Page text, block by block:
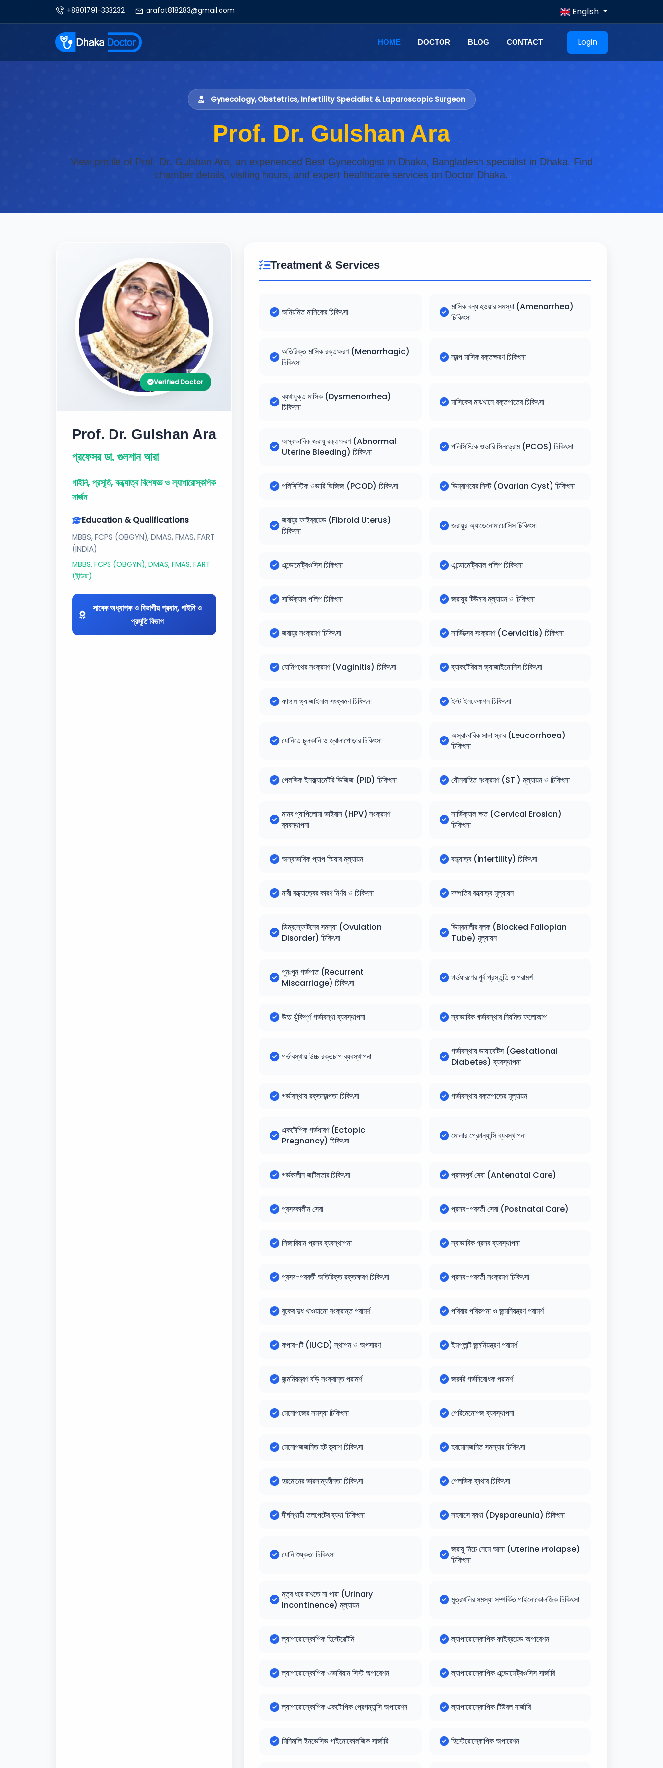
+8801791-333232 arafat818283@gmail.com English
HOME DOCTOR BLOG CONTACT Login
Gynecology, Obstetrics, Infertility Specialist & Laparoscopic Surgeon
Prof. Dr. Gulshan Ara
View profile of Prof. Dr. Gulshan Ara, an experienced Best Gynecologist in Dhaka, Bangladesh specialist in Dhaka. Find
chamber details, visiting hours, and expert healthcare services on Doctor Dhaka.
Verified Doctor
Prof. Dr. Gulshan Ara
প্রফেসর ডা. গুলশান আরা
গাইনি, প্রসূতি, বন্ধ্যাত্ব বিশেষজ্ঞ ও ল্যাপারোস্কপিক
সার্জন
Education & Qualifications
MBBS, FCPS (OBGYN), DMAS, FMAS, FART
(INDIA)
MBBS, FCPS (OBGYN), DMAS, FMAS, FART
(ইন্ডিয়া)
সাবেক অধ্যাপক ও বিভাগীয় প্রধান, গাইনি ও
প্রসূতি বিভাগ
Treatment & Services
অনিয়মিত মাসিকের চিকিৎসা
মাসিক বন্ধ হওয়ার সমস্যা (Amenorrhea)
চিকিৎসা
অতিরিক্ত মাসিক রক্তক্ষরণ (Menorrhagia)
চিকিৎসা
স্বল্প মাসিক রক্তক্ষরণ চিকিৎসা
ব্যথাযুক্ত মাসিক (Dysmenorrhea)
চিকিৎসা
মাসিকের মাঝখানে রক্তপাতের চিকিৎসা
অস্বাভাবিক জরায়ু রক্তক্ষরণ (Abnormal
Uterine Bleeding) চিকিৎসা
পলিসিস্টিক ওভারি সিনড্রোম (PCOS) চিকিৎসা
পলিসিস্টিক ওভারি ডিজিজ (PCOD) চিকিৎসা ডিম্বাশয়ের সিস্ট (Ovarian Cyst) চিকিৎসা
জরায়ুর ফাইব্রয়েড (Fibroid Uterus)
চিকিৎসা
জরায়ুর অ্যাডেনোমায়োসিস চিকিৎসা
এন্ডোমেট্রিওসিস চিকিৎসা এন্ডোমেট্রিয়াল পলিপ চিকিৎসা
সার্ভিক্যাল পলিপ চিকিৎসা জরায়ুর টিউমার মূল্যায়ন ও চিকিৎসা
জরায়ুর সংক্রমণ চিকিৎসা সার্ভিক্সের সংক্রমণ (Cervicitis) চিকিৎসা
যোনিপথের সংক্রমণ (Vaginitis) চিকিৎসা ব্যাকটেরিয়াল ভ্যাজাইনোসিস চিকিৎসা
ফাঙ্গাল ভ্যাজাইনাল সংক্রমণ চিকিৎসা ইস্ট ইনফেকশন চিকিৎসা
যোনিতে চুলকানি ও জ্বালাপোড়ার চিকিৎসা
অস্বাভাবিক সাদা স্রাব (Leucorrhoea)
চিকিৎসা
পেলভিক ইনফ্ল্যামেটরি ডিজিজ (PID) চিকিৎসা যৌনবাহিত সংক্রমণ (STI) মূল্যায়ন ও চিকিৎসা
মানব প্যাপিলোমা ভাইরাস (HPV) সংক্রমণ
ব্যবস্থাপনা
সার্ভিক্যাল ক্ষত (Cervical Erosion)
চিকিৎসা
অস্বাভাবিক প্যাপ স্মিয়ার মূল্যায়ন বন্ধ্যাত্ব (Infertility) চিকিৎসা
নারী বন্ধ্যাত্বের কারণ নির্ণয় ও চিকিৎসা দম্পতির বন্ধ্যাত্ব মূল্যায়ন
ডিম্বস্ফোটনের সমস্যা (Ovulation
Disorder) চিকিৎসা
ডিম্বনালীর ব্লক (Blocked Fallopian
Tube) মূল্যায়ন
পুনঃপুন গর্ভপাত (Recurrent
Miscarriage) চিকিৎসা
গর্ভধারণের পূর্ব প্রস্তুতি ও পরামর্শ
উচ্চ ঝুঁকিপূর্ণ গর্ভাবস্থা ব্যবস্থাপনা স্বাভাবিক গর্ভাবস্থার নিয়মিত ফলোআপ
গর্ভাবস্থায় উচ্চ রক্তচাপ ব্যবস্থাপনা
গর্ভাবস্থায় ডায়াবেটিস (Gestational
Diabetes) ব্যবস্থাপনা
গর্ভাবস্থায় রক্তস্বল্পতা চিকিৎসা গর্ভাবস্থায় রক্তপাতের মূল্যায়ন
একটোপিক গর্ভধারণ (Ectopic
Pregnancy) চিকিৎসা
মোলার প্রেগন্যান্সি ব্যবস্থাপনা
গর্ভকালীন জটিলতার চিকিৎসা প্রসবপূর্ব সেবা (Antenatal Care)
প্রসবকালীন সেবা প্রসব-পরবর্তী সেবা (Postnatal Care)
সিজারিয়ান প্রসব ব্যবস্থাপনা স্বাভাবিক প্রসব ব্যবস্থাপনা
প্রসব-পরবর্তী অতিরিক্ত রক্তক্ষরণ চিকিৎসা প্রসব-পরবর্তী সংক্রমণ চিকিৎসা
বুকের দুধ খাওয়ানো সংক্রান্ত পরামর্শ পরিবার পরিকল্পনা ও জন্মনিয়ন্ত্রণ পরামর্শ
কপার-টি (IUCD) স্থাপন ও অপসারণ ইমপ্লান্ট জন্মনিয়ন্ত্রণ পরামর্শ
জন্মনিয়ন্ত্রণ বড়ি সংক্রান্ত পরামর্শ জরুরি গর্ভনিরোধক পরামর্শ
মেনোপজের সমস্যা চিকিৎসা পেরিমেনোপজ ব্যবস্থাপনা
মেনোপজজনিত হট ফ্ল্যাশ চিকিৎসা হরমোনজনিত সমস্যার চিকিৎসা
হরমোনের ভারসাম্যহীনতা চিকিৎসা পেলভিক ব্যথার চিকিৎসা
দীর্ঘস্থায়ী তলপেটের ব্যথা চিকিৎসা সহবাসে ব্যথা (Dyspareunia) চিকিৎসা
যোনি শুষ্কতা চিকিৎসা
জরায়ু নিচে নেমে আসা (Uterine Prolapse)
চিকিৎসা
মূত্র ধরে রাখতে না পারা (Urinary
Incontinence) মূল্যায়ন
মূত্রথলির সমস্যা সম্পর্কিত গাইনোকোলজিক চিকিৎসা
ল্যাপারোস্কোপিক হিস্টেরেক্টমি ল্যাপারোস্কোপিক ফাইব্রয়েড অপারেশন
ল্যাপারোস্কোপিক ওভারিয়ান সিস্ট অপারেশন ল্যাপারোস্কোপিক এন্ডোমেট্রিওসিস সার্জারি
ল্যাপারোস্কোপিক একটোপিক প্রেগন্যান্সি অপারেশন ল্যাপারোস্কোপিক টিউবল সার্জারি
মিনিমালি ইনভেসিভ গাইনোকোলজিক সার্জারি হিস্টেরোস্কোপিক অপারেশন